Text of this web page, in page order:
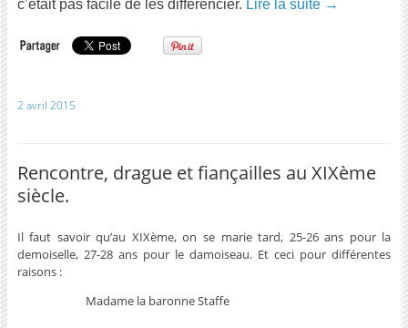
c’était pas facile de les différencier. Lire la suite →
2 avril 2015
Rencontre, drague et fiançailles au XIXème
siècle.
Il faut savoir qu’au XIXème, on se marie tard, 25-26 ans pour la
demoiselle, 27-28 ans pour le damoiseau. Et ceci pour différentes
raisons :
Madame la baronne Staffe